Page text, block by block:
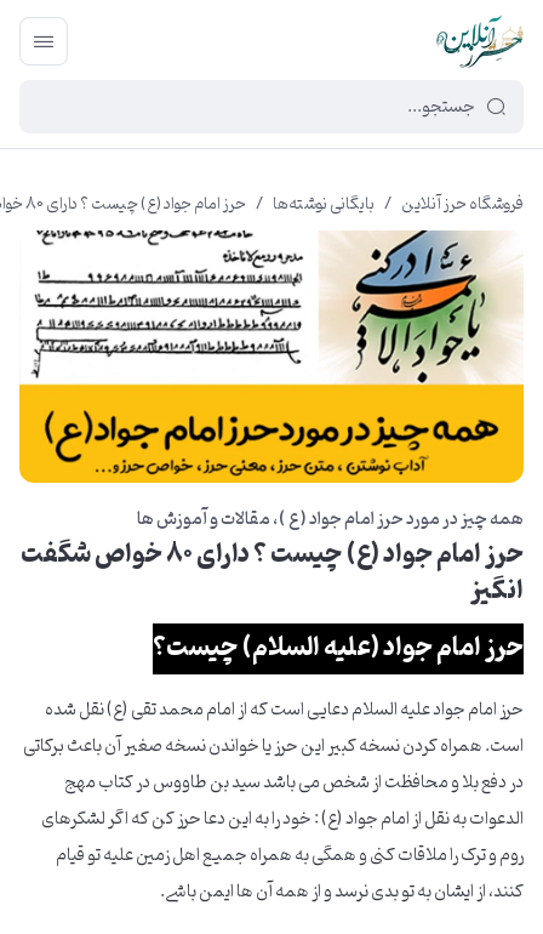
449f43cf-3da2-4422-bb12-2566cb5b8b05
فروشگاه حرز آنلاین / بایگانی نوشته‌ها / حرز امام جواد (ع) چیست ؟ دارای 80 خواص شگفت انگیز
همه چیز در مورد حرز امام جواد ( ع ) مقالات و آموزش ها
حرز امام جواد (ع) چیست ؟ دارای 80 خواص شگفت
انگیز
حرز امام جواد (علیه السلام) چیست؟
حرز امام جواد علیه السلام دعایی است که از امام محمد تقی (ع) نقل شده
است. همراه کردن نسخه کبیر این حرز یا خواندن نسخه صغیر آن باعث برکاتی
در دفع بلا و محافظت از شخص می باشد سید بن طاووس در کتاب مهج
الدعوات به نقل از امام جواد (ع) : خود را به این دعا حرز کن که اگر لشکرهای
روم و ترک را ملاقات کنی و همگی به همراه جمیع اهل زمین علیه تو قیام
کنند، از ایشان به تو بدی نرسد و از همه آن ها ایمن باشی.